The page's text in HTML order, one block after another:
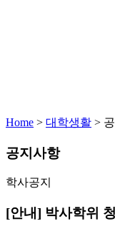
Home > 대학생활 >
공지사항
학사공지
[안내] 박사학위